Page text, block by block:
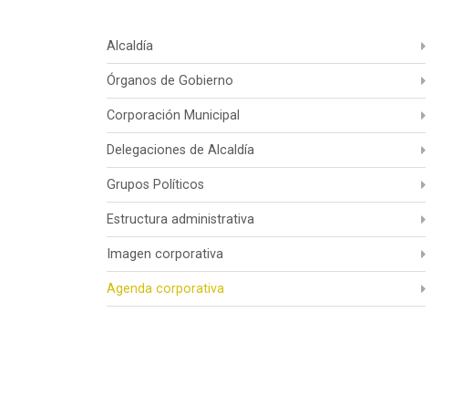
Alcaldía
Órganos de Gobierno
Corporación Municipal
Delegaciones de Alcaldía
Grupos Políticos
Estructura administrativa
Imagen corporativa
Agenda corporativa